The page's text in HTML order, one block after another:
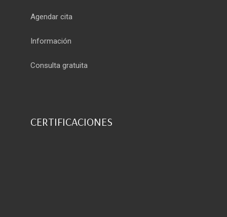
Agendar cita
Información
Consulta gratuita
CERTIFICACIONES